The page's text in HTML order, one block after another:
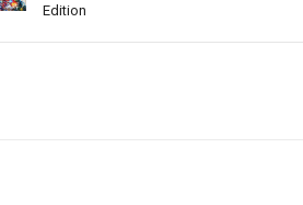
Edition